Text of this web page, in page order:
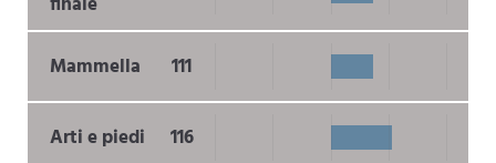
Mammella 111
Arti e piedi 116